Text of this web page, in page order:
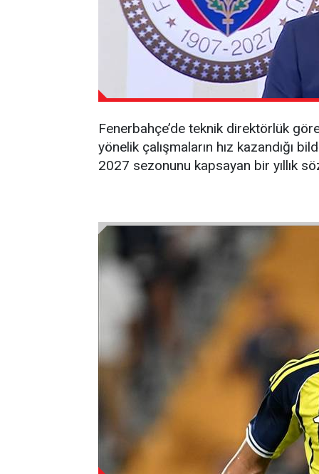
Fenerbahçe’de teknik direktörlük
yönelik çalışmaların hız kazandığı
2027 sezonunu kapsayan bir yıllık